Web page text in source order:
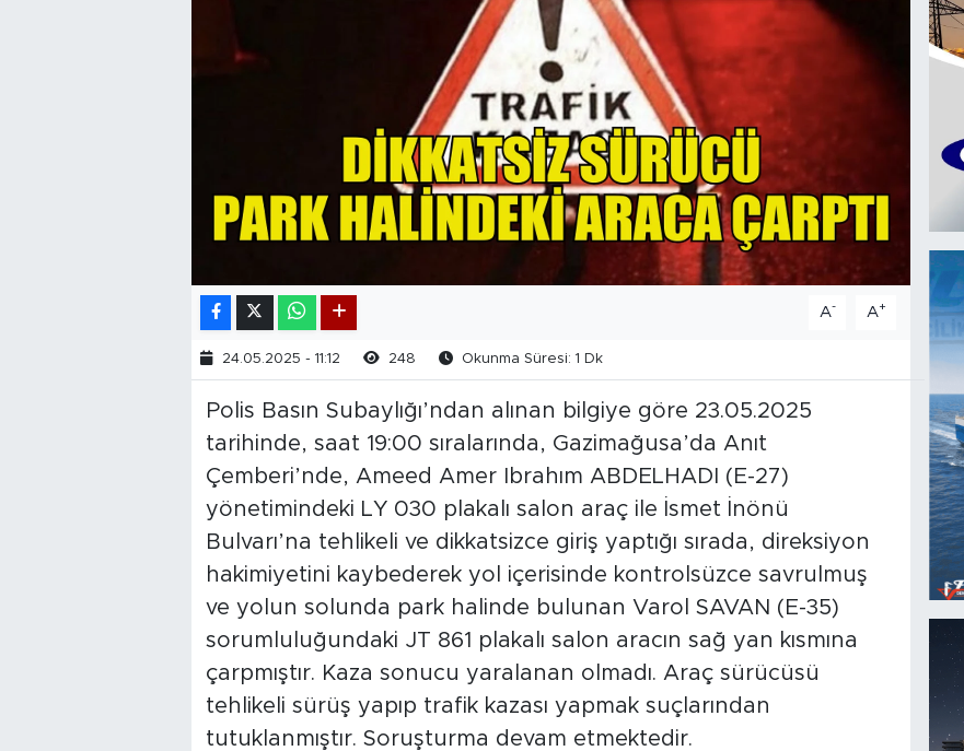
A- A+
24.05.2025 - 11:12 248 Okunma Süresi: 1 Dk
Polis Basın Subaylığı’ndan alınan bilgiye göre 23.05.2025
tarihinde, saat 19:00 sıralarında, Gazimağusa’da Anıt
Çemberi’nde, Ameed Amer Ibrahım ABDELHADI (E-27)
yönetimindeki LY 030 plakalı salon araç ile İsmet İnönü
Bulvarı’na tehlikeli ve dikkatsizce giriş yaptığı sırada, direksiyon
hakimiyetini kaybederek yol içerisinde kontrolsüzce savrulmuş
ve yolun solunda park halinde bulunan Varol SAVAN (E-35)
sorumluluğundaki JT 861 plakalı salon aracın sağ yan kısmına
çarpmıştır. Kaza sonucu yaralanan olmadı. Araç sürücüsü
tehlikeli sürüş yapıp trafik kazası yapmak suçlarından
tutuklanmıştır. Soruşturma devam etmektedir.